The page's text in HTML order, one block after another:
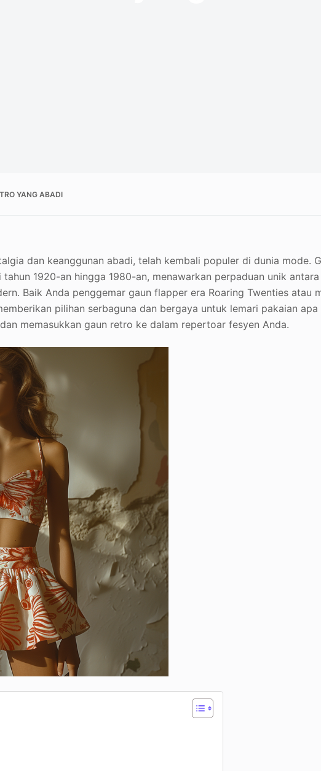
YANG ABADI
dan keanggunan abadi, telah kembali populer di dunia mode.
1920-an hingga 1980-an, menawarkan perpaduan unik antara
Baik Anda penggemar gaun flapper era Roaring Twenties atau
pilihan serbaguna dan bergaya untuk lemari pakaian apa
memasukkan gaun retro ke dalam repertoar fesyen Anda.